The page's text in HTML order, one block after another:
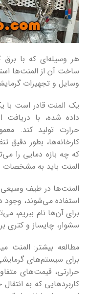
هر وسیله‌ای که با برق
ساخت آن از المنت‌ها
وسایل و تجهیزات
یک المنت قادر است با
داده شده، با دریافت
حرارت تولید کند.
کارخانه‌ها، بطور
که چه بازه دمایی را
المنت باید به
المنت‌ها در طیف وسیعی
استفاده می‌شوند، وجود
برای آن‌ها نام ببریم،
سشوار، چایساز و کتری
مطالعه بیشتر: المنت
برای سیستم‌های
حرارتی، قیمت‌های
کاربردهایی که به